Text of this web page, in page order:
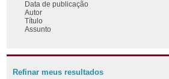
Data de publicação
Autor
Título
Assunto
Refinar meus resultados